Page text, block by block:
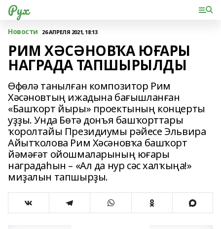
Рух
Новости 26 АПРЕЛЯ 2021, 18:13
РИМ ХӘСӘНОВҠА ЮҒАРЫ
НАГРАДА ТАПШЫРЫЛДЫ
Өфөлә танылған композитор Рим
Хәсәновтың ижадына бағышланған
«Башҡорт йыры» проектының концерты
уҙҙы. Унда Бөтә донъя башҡорттары
ҡоролтайы Президиумы рәйесе Эльвира
Айытҡолова Рим Хәсәновҡа башҡорт
йәмәғәт ойошмаларының юғары
наградаһын – «Ал да нур сәс халҡыңа!»
миҙалын тапшырҙы.